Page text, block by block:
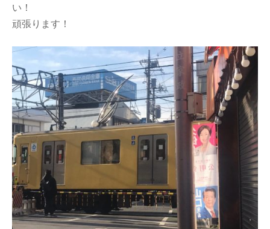
い！
頑張ります！